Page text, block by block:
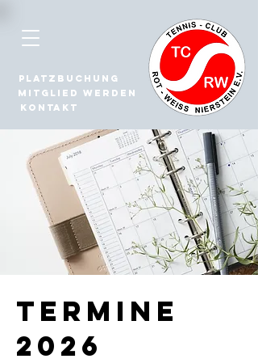
Mitglied werden
Kontakt
Platzbuchung
Termine
2026